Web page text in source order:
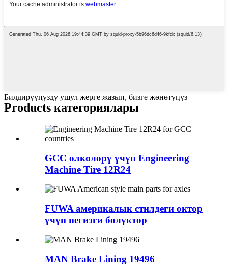
Билдирүүңүздү ушул жерге жазып, бизге жөнөтүңүз
Products категориялары
GCC өлкөлөрү үчүн Engineering
Machine Tire 12R24
FUWA америкалык стилдеги октор
үчүн негизги бөлүктөр
MAN Brake Lining 19496